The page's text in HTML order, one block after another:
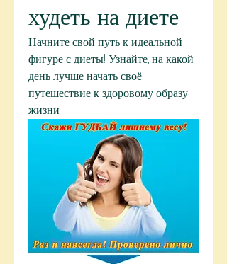
худеть на диете
Начните свой путь к идеальной
фигуре с диеты! Узнайте, на какой
день лучше начать своё
путешествие к здоровому образу
жизни.